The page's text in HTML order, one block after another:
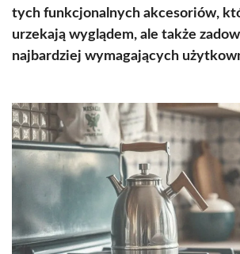
tych funkcjonalnych akcesoriów,
urzekają wyglądem, ale także
najbardziej wymagających